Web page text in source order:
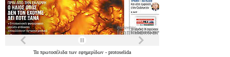
Τα πρωτοσέλιδα των εφημερίδων - protoselida